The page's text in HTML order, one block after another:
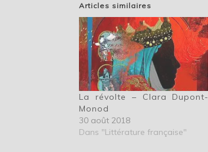
Articles similaires
La révolte – Clara Dupont-
Monod
30 août 2018
Dans "Littérature française"